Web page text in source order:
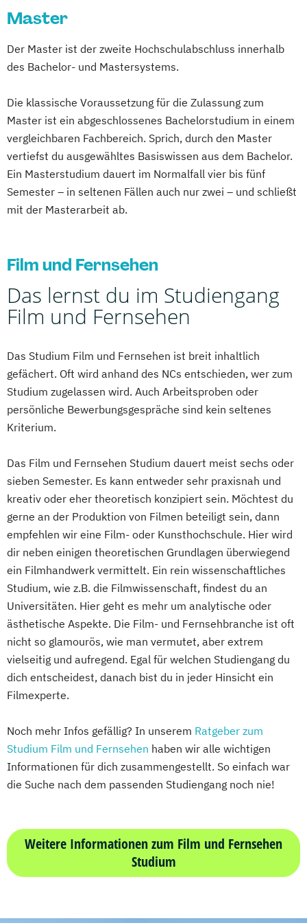
Master
Der Master ist der zweite Hochschulabschluss innerhalb
des Bachelor- und Mastersystems.
Die klassische Voraussetzung für die Zulassung zum
Master ist ein abgeschlossenes Bachelorstudium in einem
vergleichbaren Fachbereich. Sprich, durch den Master
vertiefst du ausgewähltes Basiswissen aus dem Bachelor.
Ein Masterstudium dauert im Normalfall vier bis fünf
Semester – in seltenen Fällen auch nur zwei – und schließt
mit der Masterarbeit ab.
Film und Fernsehen
Das lernst du im Studiengang
Film und Fernsehen
Das Studium Film und Fernsehen ist breit inhaltlich
gefächert. Oft wird anhand des NCs entschieden, wer zum
Studium zugelassen wird. Auch Arbeitsproben oder
persönliche Bewerbungsgespräche sind kein seltenes
Kriterium.
Das Film und Fernsehen Studium dauert meist sechs oder
sieben Semester. Es kann entweder sehr praxisnah und
kreativ oder eher theoretisch konzipiert sein. Möchtest du
gerne an der Produktion von Filmen beteiligt sein, dann
empfehlen wir eine Film- oder Kunsthochschule. Hier wird
dir neben einigen theoretischen Grundlagen überwiegend
ein Filmhandwerk vermittelt. Ein rein wissenschaftliches
Studium, wie z.B. die Filmwissenschaft, findest du an
Universitäten. Hier geht es mehr um analytische oder
ästhetische Aspekte. Die Film- und Fernsehbranche ist oft
nicht so glamourös, wie man vermutet, aber extrem
vielseitig und aufregend. Egal für welchen Studiengang du
dich entscheidest, danach bist du in jeder Hinsicht ein
Filmexperte.
Noch mehr Infos gefällig? In unserem Ratgeber zum
Studium Film und Fernsehen haben wir alle wichtigen
Informationen für dich zusammengestellt. So einfach war
die Suche nach dem passenden Studiengang noch nie!
Weitere Informationen zum Film und Fernsehen
Studium